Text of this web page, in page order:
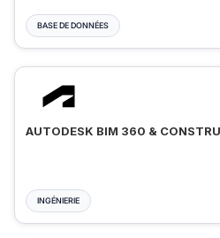
BASE DE DONNÉES
AUTODESK BIM 360 &
INGÉNIERIE